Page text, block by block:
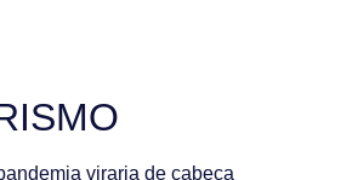
viraria de cabeça